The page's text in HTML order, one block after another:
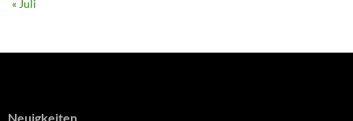
« Juli
Neuigkeiten